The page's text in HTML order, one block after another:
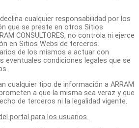
declina cualquier responsabilidad por los
que se preste en otros Sitios
CONSULTORES, no controla ni ejerce
en Sitios Webs de terceros.
de los mismos a actuar con
eventuales condiciones legales que se
cualquier tipo de información a ARRAM
a que la misma sea veraz y que
de terceros ni la legalidad vigente.
portal para los usuarios.